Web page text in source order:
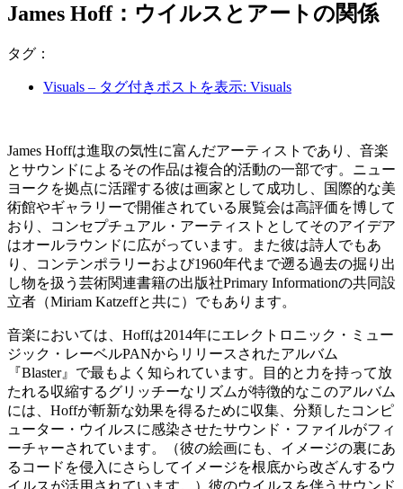
James Hoff：ウイルスとアートの関係
タグ：
Visuals – タグ付きポストを表示: Visuals
James Hoffは進取の気性に富んだアーティストであり、音楽
とサウンドによるその作品は複合的活動の一部です。ニュー
ヨークを拠点に活躍する彼は画家として成功し、国際的な美
術館やギャラリーで開催されている展覧会は高評価を博して
おり、コンセプチュアル・アーティストとしてそのアイデア
はオールラウンドに広がっています。また彼は詩人でもあ
り、コンテンポラリーおよび1960年代まで遡る過去の掘り出
し物を扱う芸術関連書籍の出版社Primary Informationの共同設
立者（Miriam Katzeffと共に）でもあります。
音楽においては、Hoffは2014年にエレクトロニック・ミュー
ジック・レーベルPANからリリースされたアルバム
『Blaster』で最もよく知られています。目的と力を持って放
たれる収縮するグリッチーなリズムが特徴的なこのアルバム
には、Hoffが斬新な効果を得るために収集、分類したコンピ
ューター・ウイルスに感染させたサウンド・ファイルがフィ
ーチャーされています。（彼の絵画にも、イメージの裏にあ
るコードを侵入にさらしてイメージを根底から改ざんするウ